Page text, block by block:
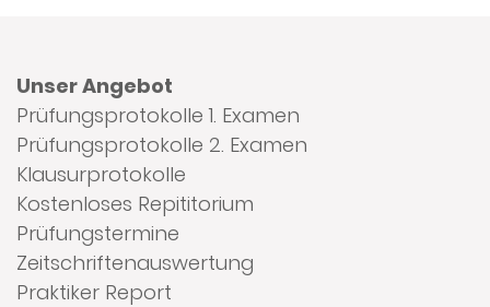
Unser Angebot
Prüfungsprotokolle 1. Examen
Prüfungsprotokolle 2. Examen
Klausurprotokolle
Kostenloses Repititorium
Prüfungstermine
Zeitschriftenauswertung
Praktiker Report